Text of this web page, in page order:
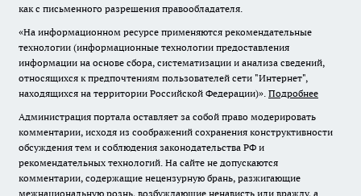
как с письменного разрешения правообладателя.
«На информационном ресурсе применяются рекомендательные
технологии (информационные технологии предоставления
информации на основе сбора, систематизации и анализа сведений,
относящихся к предпочтениям пользователей сети "Интернет",
находящихся на территории Российской Федерации)». Подробнее
Администрация портала оставляет за собой право модерировать
комментарии, исходя из соображений сохранения конструктивности
обсуждения тем и соблюдения законодательства РФ и
рекомендательных технологий. На сайте не допускаются
комментарии, содержащие нецензурную брань, разжигающие
межнациональную рознь, возбуждающие ненависть или вражду, а